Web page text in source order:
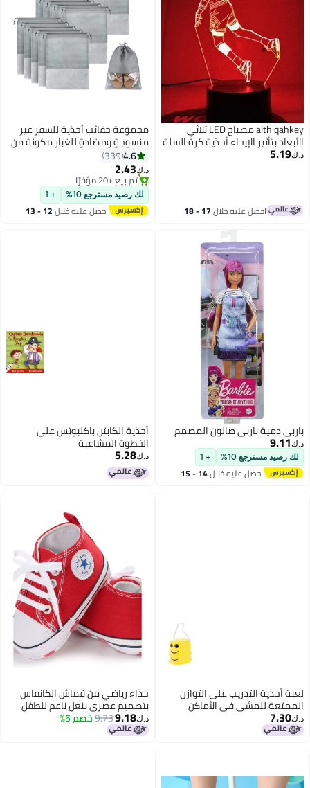
althiqahkey مصباح LED ثلاثي
الأبعاد بتأثير الإيحاء أحذية كرة السلة
للرجال ضوء ليلي متعدد الألوان
د.ك‏5.19
احصل عليه خلال 17 - 18
مجموعة حقائب أحذية للسفر غير
منسوجةٍ ومضادةٍ للغبار مكونة من
15 قطعة . رمادي 32x44سم4.6
339
د.ك‏2.43
تم بيع +20 مؤخرًا
تم بيع +20 مؤخرًا
لك رصيد مسترجع 10% + 1
احصل عليه خلال 12 - 13
باربي دمية باربي صالون المصمم
د.ك‏9.11
لك رصيد مسترجع 10% + 1
احصل عليه خلال 14 - 15
أحذية الكابتن باكلبوتس على
الخطوة المشاغبة
د.ك‏5.28
لعبة أحذية التدريب على التوازن
الممتعة للمشي في الأماكن
الخارجية للصغار بتصميم وجه
مبتسم
د.ك‏7.30
حذاء رياضي من قماش الكانفاس
بتصميم عصري بنعل ناعم للطفل
الرضيع والطفل حديث المشي أحمر
د.ك‏9.18
9.73خصم 5%